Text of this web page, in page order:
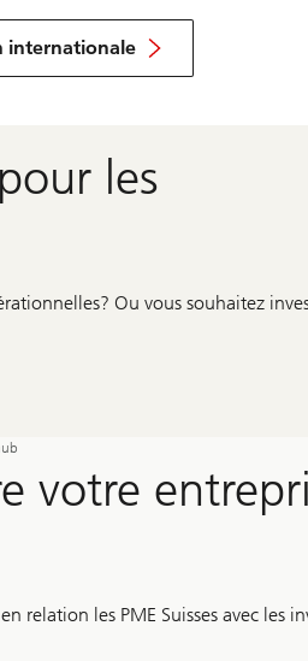
internationale
les
Ou vous souhaitez
votre
relation les PME Suisses avec les